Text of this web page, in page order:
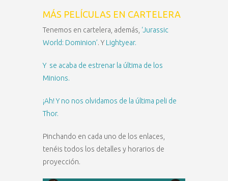
MÁS PELÍCULAS EN CARTELERA
Tenemos en cartelera, además, ‘Jurassic
World: Dominion’. Y Lightyear.
Y se acaba de estrenar la última de los
Minions.
¡Ah! Y no nos olvidamos de la última peli de
Thor.
Pinchando en cada uno de los enlaces,
tenéis todos los detalles y horarios de
proyección.